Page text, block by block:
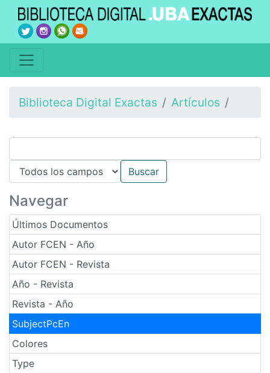
Biblioteca Digital Exactas Artículos
Navegar
Últimos Documentos
Autor FCEN - Año
Autor FCEN - Revista
Año - Revista
Revista - Año
SubjectPcEn
Colores
Type